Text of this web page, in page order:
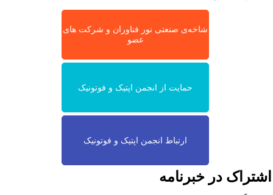
شاخه‌ی صنعتی نور فناوران و شرکت های
عضو
حمایت از انجمن اپتیک و فوتونیک
ارتباط انجمن اپتیک و فوتونیک
در خبرنامه